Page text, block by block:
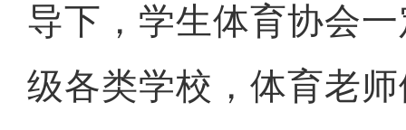
导下，学生体育协会
级各类学校，体育老